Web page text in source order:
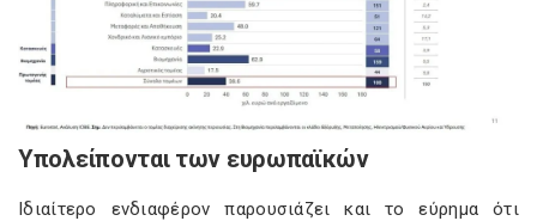
Υπολείπονται των ευρωπαϊκών
Ιδιαίτερο ενδιαφέρον παρουσιάζει και το εύρημα ότι